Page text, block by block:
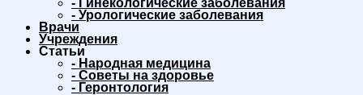
- Гинекологические заболевания
- Урологические заболевания
Врачи
Учреждения
Статьи
- Народная медицина
- Советы на здоровье
- Геронтология